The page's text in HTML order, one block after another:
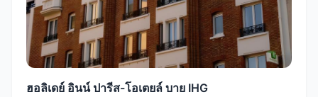
ฮอลิเดย์ อินน์ ปารีส-โอเตยล์ บาย IHG